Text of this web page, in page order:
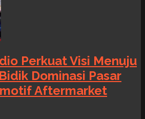
Perkuat Visi Menuju
Dominasi Pasar
Aftermarket